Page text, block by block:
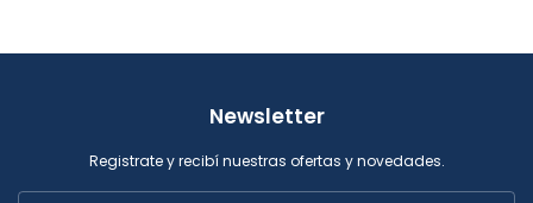
Newsletter
Registrate y recibí nuestras ofertas y novedades.